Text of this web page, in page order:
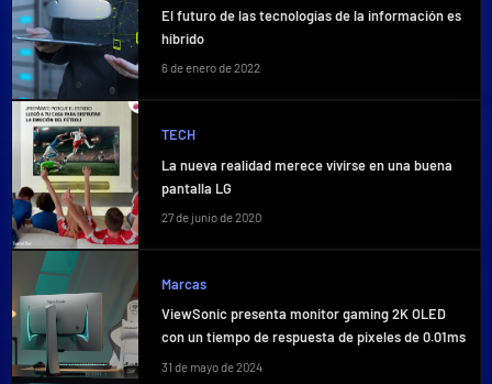
El futuro de las tecnologías de la información es
híbrido
6 de enero de 2022
TECH
La nueva realidad merece vivirse en una buena
pantalla LG
27 de junio de 2020
Marcas
ViewSonic presenta monitor gaming 2K OLED
con un tiempo de respuesta de pixeles de 0.01ms
31 de mayo de 2024